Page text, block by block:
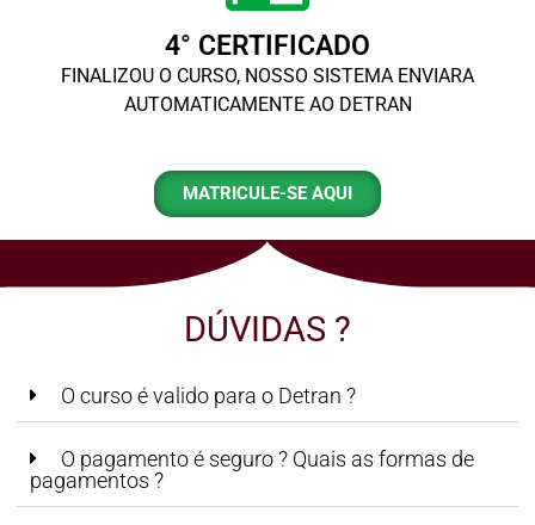
4° CERTIFICADO
FINALIZOU O CURSO, NOSSO SISTEMA ENVIARA
AUTOMATICAMENTE AO DETRAN
MATRICULE-SE AQUI
DÚVIDAS ?
O curso é valido para o Detran ?
O pagamento é seguro ? Quais as formas de
pagamentos ?